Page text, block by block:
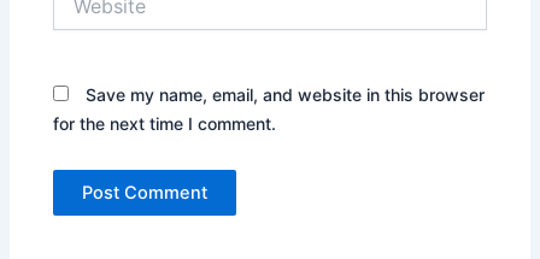
Save my name, email, and website in this browser
for the next time I comment.